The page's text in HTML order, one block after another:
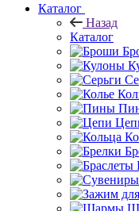
Каталог
Назад
Каталог